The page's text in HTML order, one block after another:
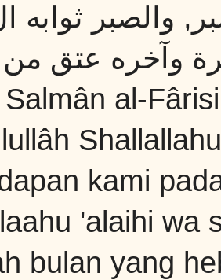
والصبر ثوابه
al-
kami
'alaihi wa
bulan yang